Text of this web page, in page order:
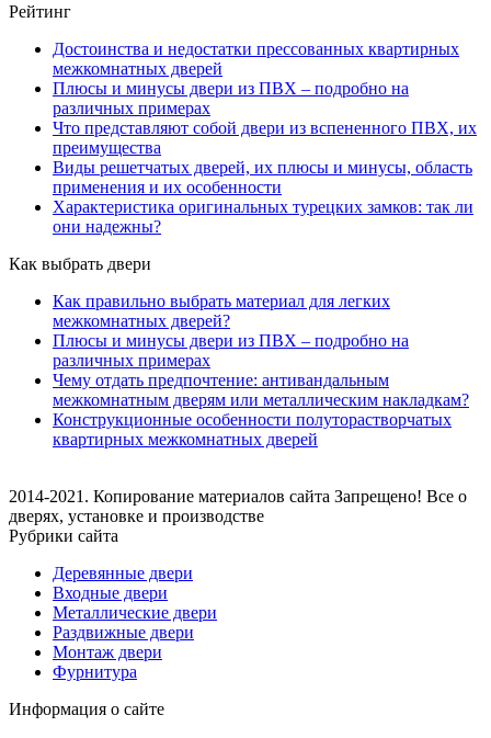
Рейтинг
Достоинства и недостатки прессованных квартирных
межкомнатных дверей
Плюсы и минусы двери из ПВХ – подробно на
различных примерах
Что представляют собой двери из вспененного ПВХ, их
преимущества
Виды решетчатых дверей, их плюсы и минусы, область
применения и их особенности
Характеристика оригинальных турецких замков: так ли
они надежны?
Как выбрать двери
Как правильно выбрать материал для легких
межкомнатных дверей?
Плюсы и минусы двери из ПВХ – подробно на
различных примерах
Чему отдать предпочтение: антивандальным
межкомнатным дверям или металлическим накладкам?
Конструкционные особенности полуторастворчатых
квартирных межкомнатных дверей
2014-2021. Копирование материалов сайта Запрещено! Все о
дверях, установке и производстве
Рубрики сайта
Деревянные двери
Входные двери
Металлические двери
Раздвижные двери
Монтаж двери
Фурнитура
Информация о сайте